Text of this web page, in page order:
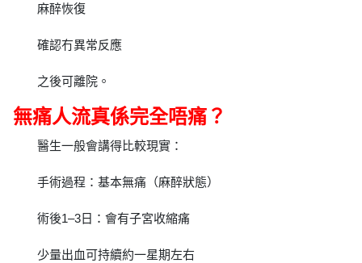
麻醉恢復
確認冇異常反應
之後可離院。
無痛人流真係完全唔痛？
醫生一般會講得比較現實：
手術過程：基本無痛（麻醉狀態）
術後1–3日：會有子宮收縮痛
少量出血可持續約一星期左右